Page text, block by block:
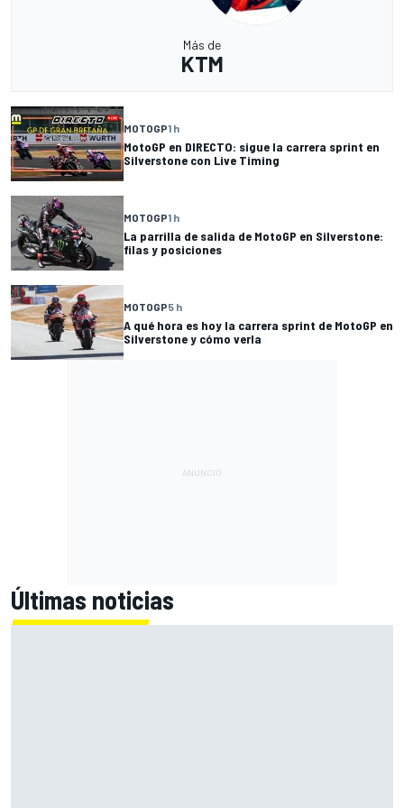
Más de
KTM
MOTOGP1 h
MotoGP en DIRECTO: sigue la carrera sprint en
Silverstone con Live Timing
MOTOGP1 h
La parrilla de salida de MotoGP en Silverstone:
filas y posiciones
MOTOGP5 h
A qué hora es hoy la carrera sprint de MotoGP en
Silverstone y cómo verla
Últimas noticias